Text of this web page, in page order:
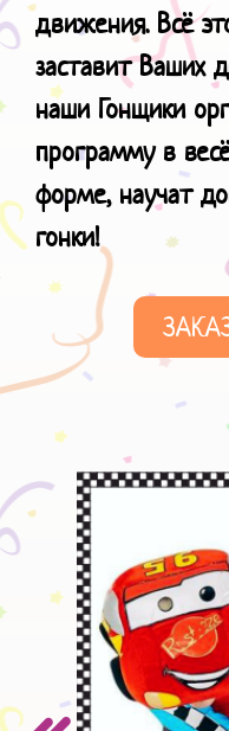
движения. Всё
заставит Ваших
наши Гонщики
программу в
форме, научат
гонки!